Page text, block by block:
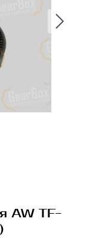
AW TF-